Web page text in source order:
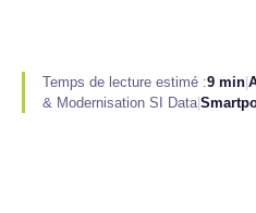
Temps de lecture estimé :9 min
& Modernisation SI Data|